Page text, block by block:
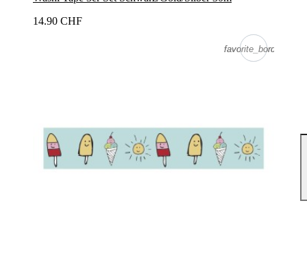
14.90 CHF
favorite_border
favorite_border